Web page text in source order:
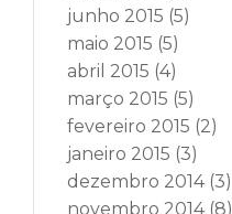
junho 2015 (5)
maio 2015 (5)
abril 2015 (4)
março 2015 (5)
fevereiro 2015 (2)
janeiro 2015 (3)
dezembro 2014(3)
novembro 2014(8)